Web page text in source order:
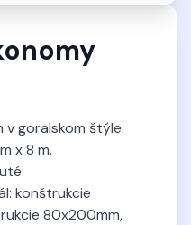
v goralskom štýle.
x 8 m.
konštrukcie
80x200mm,